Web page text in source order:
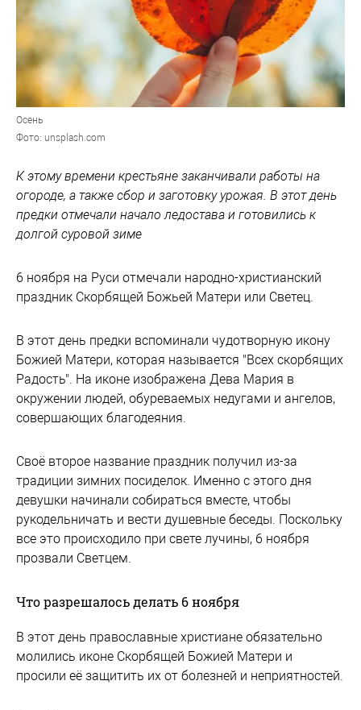
Осень
Фото: unsplash.com
К этому времени крестьяне заканчивали работы на
огороде, а также сбор и заготовку урожая. В этот день
предки отмечали начало ледостава и готовились к
долгой суровой зиме
6 ноября на Руси отмечали народно-христианский
праздник Скорбящей Божьей Матери или Светец.
В этот день предки вспоминали чудотворную икону
Божией Матери, которая называется "Всех скорбящих
Радость". На иконе изображена Дева Мария в
окружении людей, обуреваемых недугами и ангелов,
совершающих благодеяния.
Своё второе название праздник получил из-за
традиции зимних посиделок. Именно с этого дня
девушки начинали собираться вместе, чтобы
рукодельничать и вести душевные беседы. Поскольку
все это происходило при свете лучины, 6 ноября
прозвали Светцем.
Что разрешалось делать 6 ноября
В этот день православные христиане обязательно
молились иконе Скорбящей Божией Матери и
просили её защитить их от болезней и неприятностей.